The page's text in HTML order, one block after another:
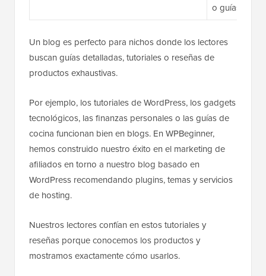
o guías.
Un blog es perfecto para nichos donde los lectores
buscan guías detalladas, tutoriales o reseñas de
productos exhaustivas.
Por ejemplo, los tutoriales de WordPress, los gadgets
tecnológicos, las finanzas personales o las guías de
cocina funcionan bien en blogs. En WPBeginner,
hemos construido nuestro éxito en el marketing de
afiliados en torno a nuestro blog basado en
WordPress recomendando plugins, temas y servicios
de hosting.
Nuestros lectores confían en estos tutoriales y
reseñas porque conocemos los productos y
mostramos exactamente cómo usarlos.